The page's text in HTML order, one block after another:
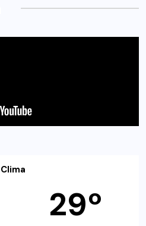
Clima
29º